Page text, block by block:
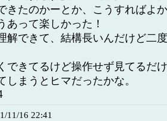
きたのかーとか、こうすればよ
あって楽しかった！
解できて、結構長いんだけど二
できてるけど操作せず見てるだ
しまうとヒマだったかな。
11/16 22:41